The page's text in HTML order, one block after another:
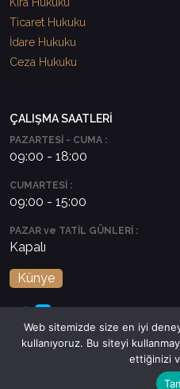
Kira Hukuku
Ticaret Hukuku
İdare Hukuku
Ceza Hukuku
ÇALIŞMA SAATLERİ
PAZARTESİ - CUMA :
09:00 - 18:00
CUMARTESİ :
09:00 - 15:00
PAZAR ve TATİL GÜNLERİ :
Kapalı
Künye
Web sitemizde size en iyi
kullanıyoruz. Bu siteyi
ettiğinizi